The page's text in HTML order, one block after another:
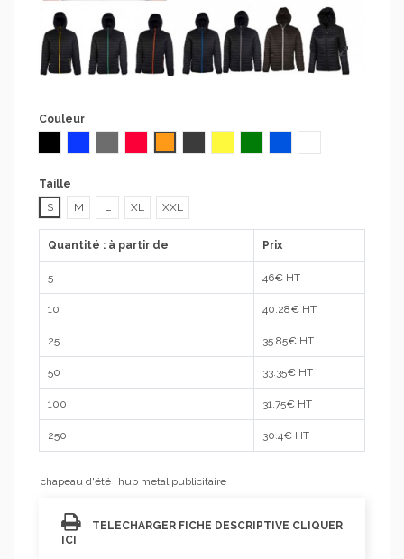
Couleur
Taille
S
M L XL XXL
Quantité : à partir de Prix
5 46€ HT
10 40.28€ HT
25 35.85€ HT
50 33.35€ HT
100 31.75€ HT
250 30.4€ HT
chapeau d'été hub metal publicitaire
TELECHARGER FICHE DESCRIPTIVE CLIQUER
ICI